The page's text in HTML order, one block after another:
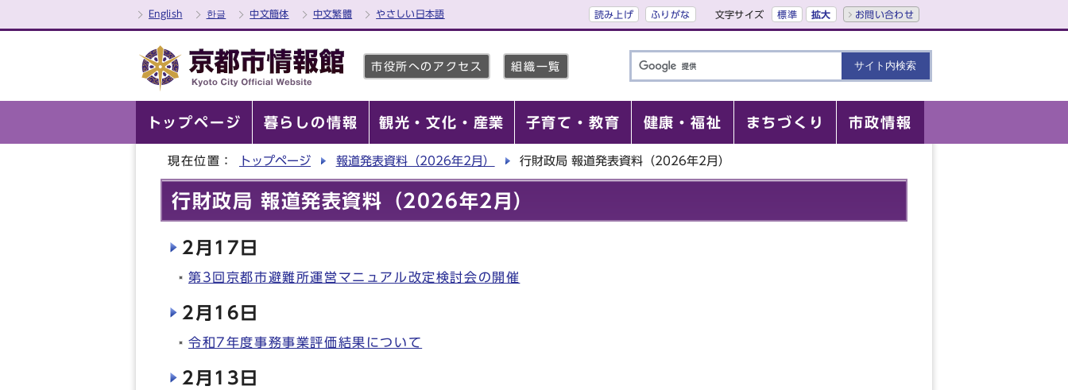
English 한글 中文簡体 中文繁體 やさしい日本語 読み上げ ふりがな 文字サイズ 標準 拡大 お問い合わせ
市役所へのアクセス 組織一覧
トップページ 暮らしの情報 観光・文化・産業 子育て・教育 健康・福祉 まちづくり 市政情報
現在位置： トップページ 報道発表資料（2026年2月） 行財政局 報道発表資料（2026年2月）
行財政局 報道発表資料（2026年2月）
2月17日
第3回京都市避難所運営マニュアル改定検討会の開催
2月16日
令和7年度事務事業評価結果について
2月13日